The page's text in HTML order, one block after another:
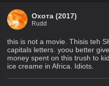
Охота (2017)
Rudd
this is not a movie. Thisis teh
capitals letters. yoou better
money spent on this trush to
ice creame in Africa. Idiots.